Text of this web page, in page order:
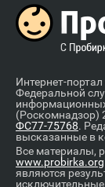
Интернет-
Федеральной
(Роскомнадзор)
ФС77-75768.
высказанные в
Все материалы,
www.probirka.org
являются